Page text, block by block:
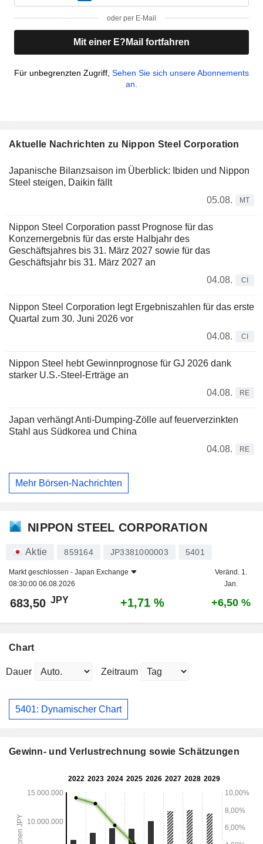
oder per E-Mail
Mit einer E?Mail fortfahren
Für unbegrenzten Zugriff, Sehen Sie sich unsere Abonnements
an.
Aktuelle Nachrichten zu Nippon Steel Corporation
Japanische Bilanzsaison im Überblick: Ibiden und Nippon
Steel steigen, Daikin fällt
05.08.
MT
Nippon Steel Corporation passt Prognose für das
Konzernergebnis für das erste Halbjahr des
Geschäftsjahres bis 31. März 2027 sowie für das
Geschäftsjahr bis 31. März 2027 an
04.08.
CI
Nippon Steel Corporation legt Ergebniszahlen für das erste
Quartal zum 30. Juni 2026 vor
04.08.
CI
Nippon Steel hebt Gewinnprognose für GJ 2026 dank
starker U.S.-Steel-Erträge an
04.08.
RE
Japan verhängt Anti-Dumping-Zölle auf feuerverzinkten
Stahl aus Südkorea und China
04.08.
RE
Mehr Börsen-Nachrichten
NIPPON STEEL CORPORATION
Aktie 859164 JP3381000003 5401
Markt geschlossen - Japan Exchange
08:30:00 06.08.2026
Veränd. 1.
Jan.
683,50 JPY +1,71 % +6,50 %
Chart
Dauer Zeitraum
5401: Dynamischer Chart
Gewinn- und Verlustrechnung sowie Schätzungen